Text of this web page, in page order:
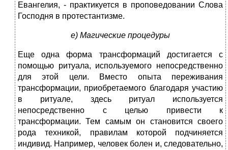
Евангелия, - практикуется в проповедовании Слова
Господня в протестантизме.
е) Магические процедуры
Еще одна форма трансформаций достигается с
помощью ритуала, используемого непосредственно
для этой цели. Вместо опыта переживания
трансформации, приобретаемого благодаря участию
в ритуале, здесь ритуал используется
непосредственно с целью привести к
трансформации. Тем самым он становится своего
рода техникой, правилам которой подчиняется
индивид. Например, человек болен и, следовательно,